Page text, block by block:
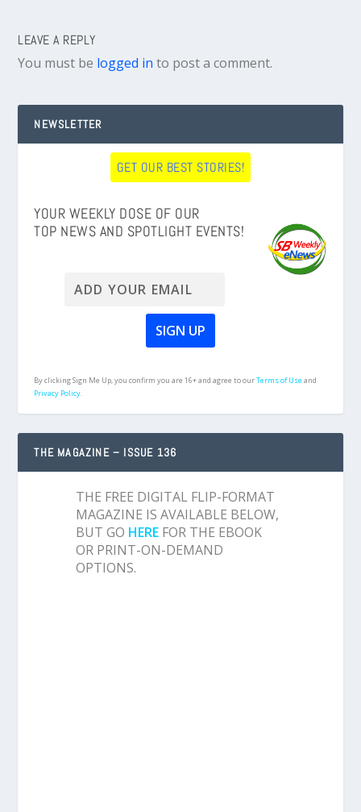
LEAVE A REPLY
You must be logged in to post a comment.
NEWSLETTER
GET OUR BEST STORIES!
YOUR WEEKLY DOSE OF OUR
TOP NEWS AND SPOTLIGHT EVENTS!
By clicking Sign Me Up, you confirm you are 16+ and agree to ourTerms of Useand
Privacy Policy.
THE MAGAZINE – ISSUE 136
THE FREE DIGITAL FLIP-FORMAT
MAGAZINE IS AVAILABLE BELOW,
BUT GO HERE FOR THE EBOOK
OR PRINT-ON-DEMAND
OPTIONS.